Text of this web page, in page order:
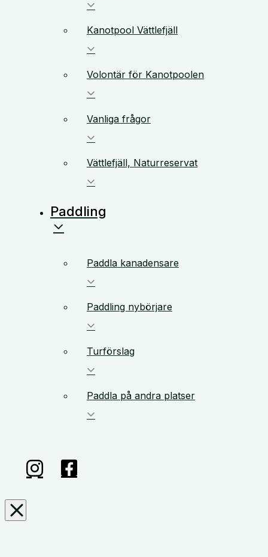
Kanotpool Vättlefjäll
Volontär för Kanotpoolen
Vanliga frågor
Vättlefjäll, Naturreservat
Paddling
Paddla kanadensare
Paddling nybörjare
Turförslag
Paddla på andra platser